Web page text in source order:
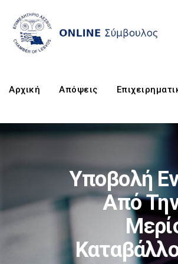
Αρχική Απόψεις
Υποβολή
Από